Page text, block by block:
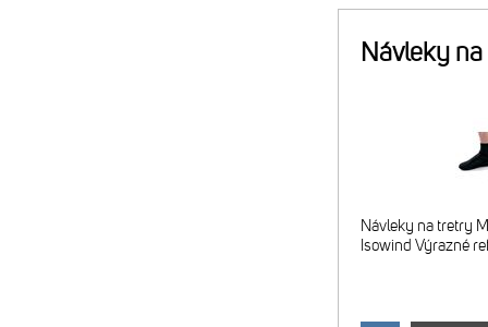
Návleky
Návleky na tretry
Isowind Výrazné